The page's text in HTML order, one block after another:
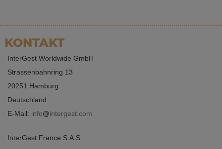
KONTAKT
InterGest Worldwide GmbH
Strassenbahnring 13
20251 Hamburg
Deutschland
E-Mail: info intergest.com
InterGest France S.A.S